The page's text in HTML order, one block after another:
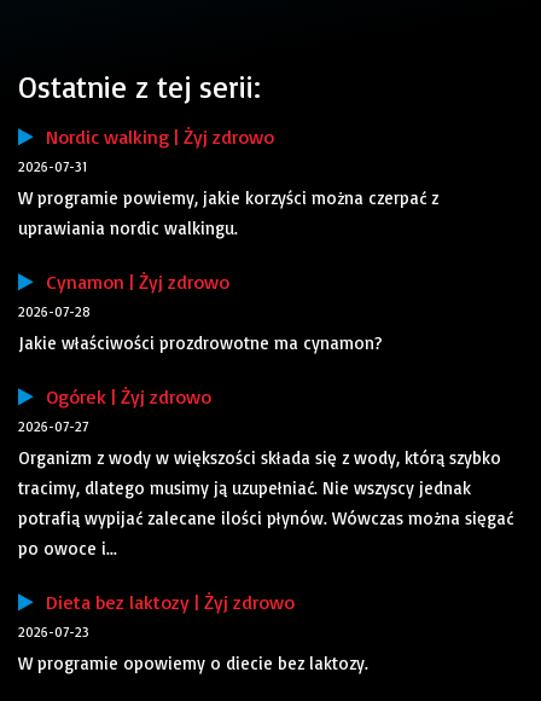
Ostatnie z tej serii:
Nordic walking | Żyj zdrowo
2026-07-31
W programie powiemy, jakie korzyści można czerpać z
uprawiania nordic walkingu.
Cynamon | Żyj zdrowo
2026-07-28
Jakie właściwości prozdrowotne ma cynamon?
Ogórek | Żyj zdrowo
2026-07-27
Organizm z wody w większości składa się z wody, którą szybko
tracimy, dlatego musimy ją uzupełniać. Nie wszyscy jednak
potrafią wypijać zalecane ilości płynów. Wówczas można sięgać
po owoce i...
Dieta bez laktozy | Żyj zdrowo
2026-07-23
W programie opowiemy o diecie bez laktozy.